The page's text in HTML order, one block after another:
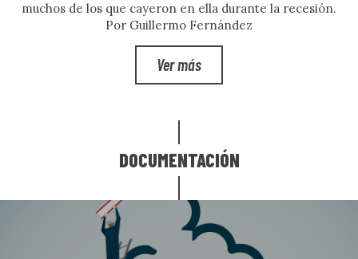
muchos de los que cayeron en ella durante la recesión.
Por Guillermo Fernández
Ver más
DOCUMENTACIÓN